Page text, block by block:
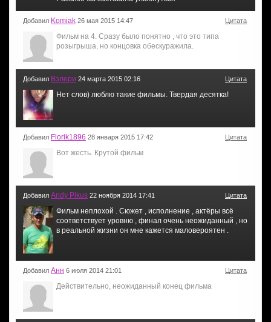
Добавил Komiak 26 мая 2015 14:47 Цитата
Фильм на 4. Сразу было понятно , что это типа
розыгрыша, но концовка обескуражила.
Добавил Вэлери 24 марта 2015 02:16 Цитата
Нет слов) люблю такие фильмы. Твердая десятка!
Добавил Florik1896 28 января 2015 17:42 Цитата
Вот жесть. Крутой фильм
Добавил Andy Pikus 22 ноября 2014 17:41 Цитата
Фильм неплохой . Сюжет , исполнение , актёры всё
соответствует уровню , финал очень неожиданный , но
в реальной жизни он мне кажется маловероятен .
Добавил Анн 6 июля 2014 21:01 Цитата
Действительно, неожиданный конец фильма